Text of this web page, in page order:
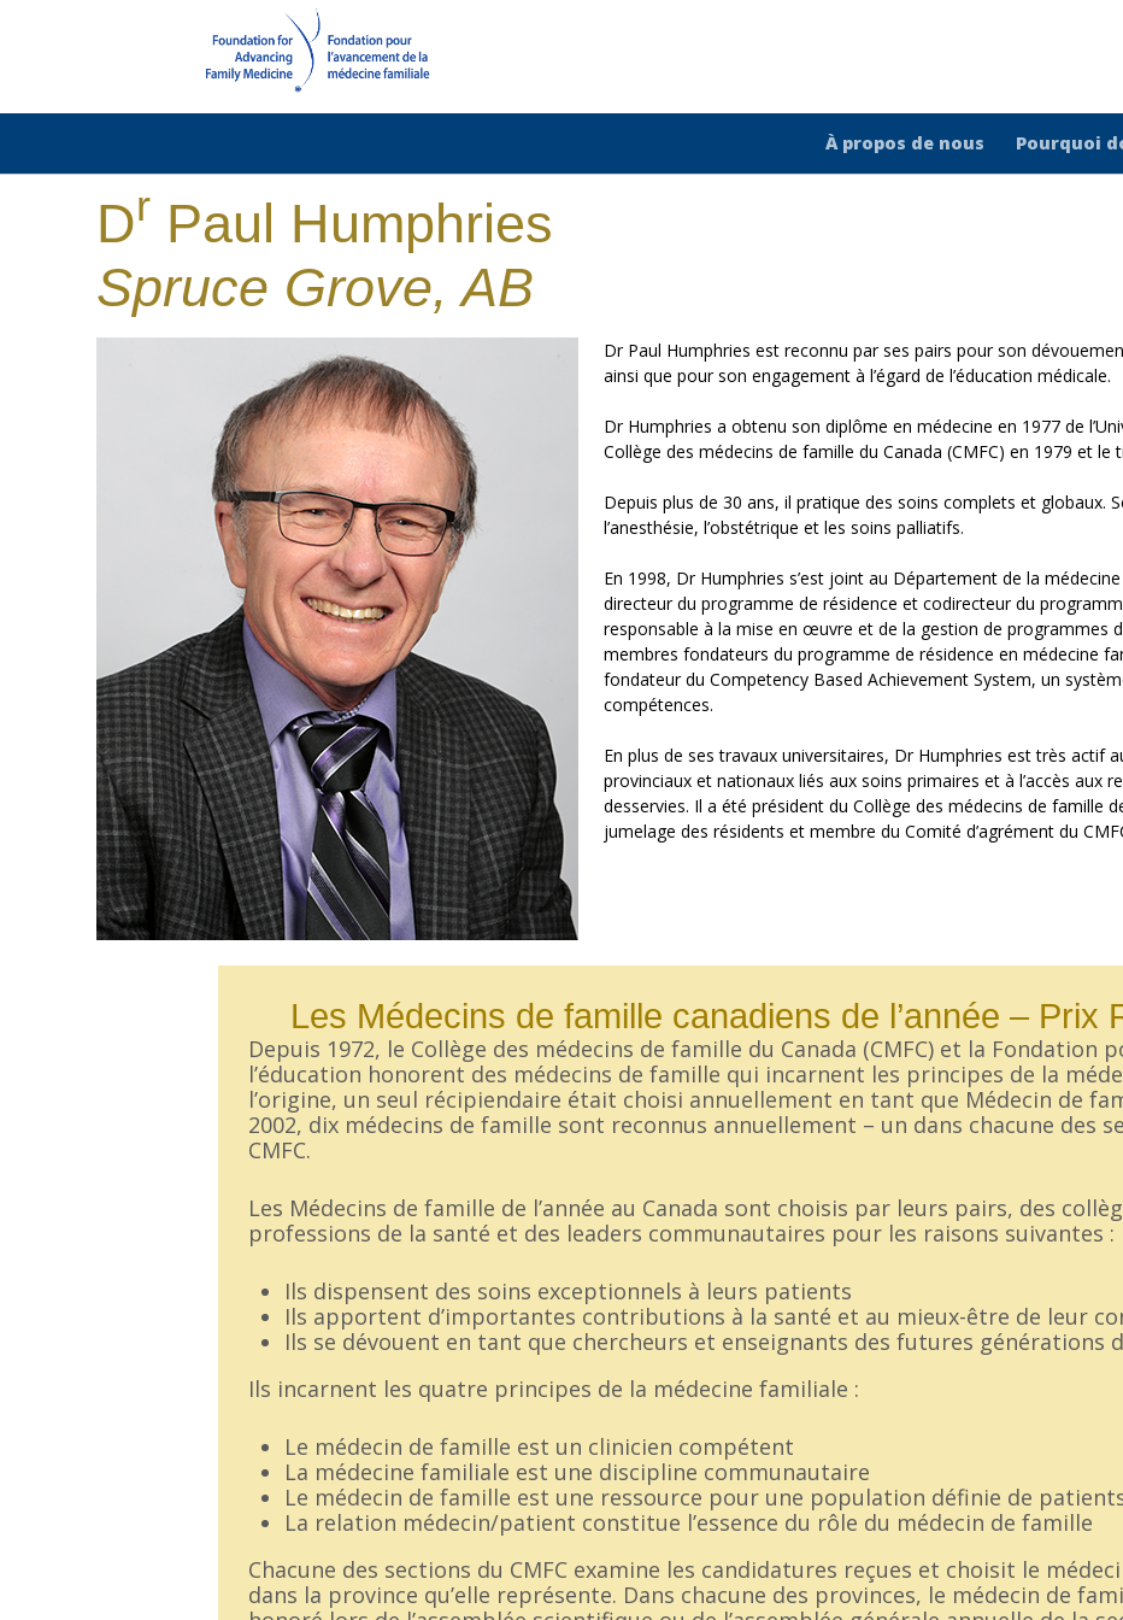
À propos de nous Pourquoi
Dr Paul Humphries
Spruce Grove, AB
Dr Paul Humphries est reconnu par ses pairs pour son
ainsi que pour son engagement à l’égard de l’éducation médicale.
Dr Humphries a obtenu son diplôme en médecine en 1977 de
Collège des médecins de famille du Canada (CMFC) en 1979 et le
Depuis plus de 30 ans, il pratique des soins complets et globaux.
l’anesthésie, l’obstétrique et les soins palliatifs.
En 1998, Dr Humphries s’est joint au Département de la
directeur du programme de résidence et codirecteur du
responsable à la mise en œuvre et de la gestion de programmes
membres fondateurs du programme de résidence en médecine
fondateur du Competency Based Achievement System, un
compétences.
En plus de ses travaux universitaires, Dr Humphries est très actif
provinciaux et nationaux liés aux soins primaires et à l’accès aux
desservies. Il a été président du Collège des médecins de famille
jumelage des résidents et membre du Comité d’agrément du
Les Médecins de famille canadiens de l’année – Prix
Depuis 1972, le Collège des médecins de famille du Canada (CMFC) et la Fondation
l’éducation honorent des médecins de famille qui incarnent les principes de la
l’origine, un seul récipiendaire était choisi annuellement en tant que Médecin de
2002, dix médecins de famille sont reconnus annuellement – un dans chacune des
CMFC.
Les Médecins de famille de l’année au Canada sont choisis par leurs pairs, des
professions de la santé et des leaders communautaires pour les raisons suivantes :
Ils dispensent des soins exceptionnels à leurs patients
Ils apportent d’importantes contributions à la santé et au mieux-être de leur
Ils se dévouent en tant que chercheurs et enseignants des futures générations
Ils incarnent les quatre principes de la médecine familiale :
Le médecin de famille est un clinicien compétent
La médecine familiale est une discipline communautaire
Le médecin de famille est une ressource pour une population définie de
La relation médecin/patient constitue l’essence du rôle du médecin de famille
Chacune des sections du CMFC examine les candidatures reçues et choisit le
dans la province qu’elle représente. Dans chacune des provinces, le médecin de